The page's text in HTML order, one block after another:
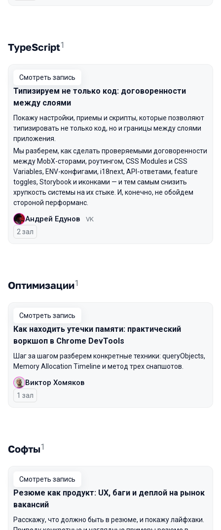
TypeScript1
Смотреть запись
Типизируем не только код: договоренности
между слоями
Покажу настройки, приемы и скрипты, которые позволяют
типизировать не только код, но и границы между слоями
приложения.
Мы разберем, как сделать проверяемыми договоренности
между MobX-сторами, роутингом, CSS Modules и CSS
Variables, ENV-конфигами, i18next, API-ответами, feature
toggles, Storybook и иконками — и тем самым снизить
хрупкость системы на их стыке. И, конечно, не обойдем
стороной перформанс.
Андрей Едунов VK
2 зал
Оптимизации1
Смотреть запись
Как находить утечки памяти: практический
воркшоп в Chrome DevTools
Шаг за шагом разберем конкретные техники: queryObjects,
Memory Allocation Timeline и метод трех снапшотов.
Виктор Хомяков
1 зал
Софты1
Смотреть запись
Резюме как продукт: UX, баги и деплой на рынок
вакансий
Расскажу, что должно быть в резюме, и покажу лайфхаки.